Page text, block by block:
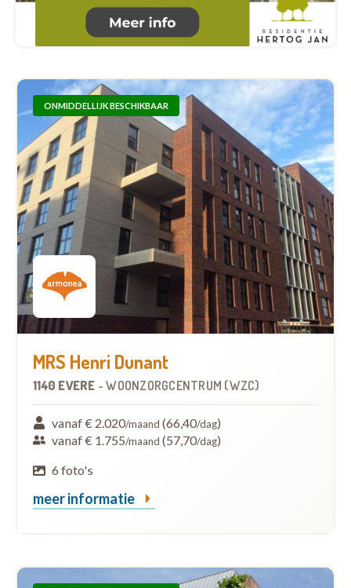
ONMIDDELLIJK BESCHIKBAAR
MRS Henri Dunant
1140 EVERE -WOONZORGCENTRUM (WZC)
vanaf € 2.020/maand (66,40/dag)
vanaf € 1.755/maand (57,70/dag)
6 foto's
meer informatie